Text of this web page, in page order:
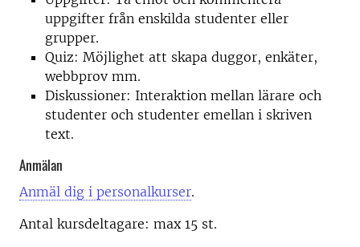
uppgifter från enskilda studenter eller
grupper.
Quiz: Möjlighet att skapa duggor, enkäter,
webbprov mm.
Diskussioner: Interaktion mellan lärare och
studenter och studenter emellan i skriven
text.
Anmälan
Anmäl dig i personalkurser.
Antal kursdeltagare: max 15 st.